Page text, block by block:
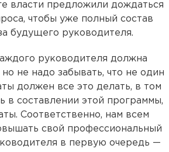
власти предложили дождаться
чтобы уже полный состав
будущего руководителя.
руководителя должна
не надо забывать, что не один
должен все это делать, в том
в составлении этой программы,
Соответственно, нам всем
свой профессиональный
в первую очередь —